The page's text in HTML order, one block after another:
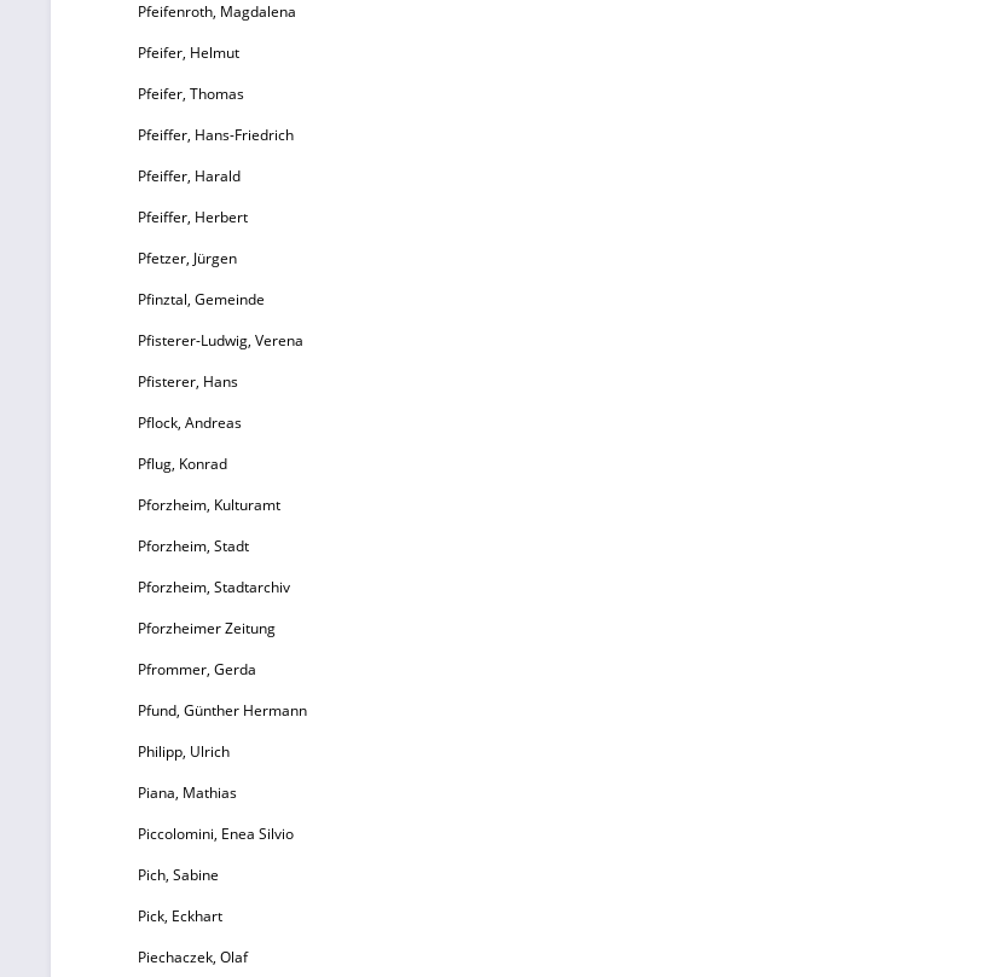
Pfeifenroth, Magdalena
Pfeifer, Helmut
Pfeifer, Thomas
Pfeiffer, Hans-Friedrich
Pfeiffer, Harald
Pfeiffer, Herbert
Pfetzer, Jürgen
Pfinztal, Gemeinde
Pfisterer-Ludwig, Verena
Pfisterer, Hans
Pflock, Andreas
Pflug, Konrad
Pforzheim, Kulturamt
Pforzheim, Stadt
Pforzheim, Stadtarchiv
Pforzheimer Zeitung
Pfrommer, Gerda
Pfund, Günther Hermann
Philipp, Ulrich
Piana, Mathias
Piccolomini, Enea Silvio
Pich, Sabine
Pick, Eckhart
Piechaczek, Olaf